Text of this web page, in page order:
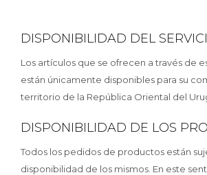
DISPONIBILIDAD DEL
Los artículos que se ofrecen a través de
están únicamente disponibles para su
territorio de la República Oriental del
DISPONIBILIDAD DE LOS
Todos los pedidos de productos están
disponibilidad de los mismos. En este